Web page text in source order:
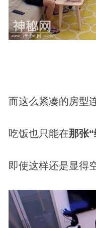
而这么紧凑的房型
吃饭也只能在那张
即使这样还是显得